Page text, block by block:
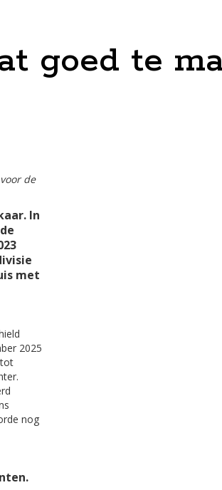
goed te
de
In
met
2025
nog